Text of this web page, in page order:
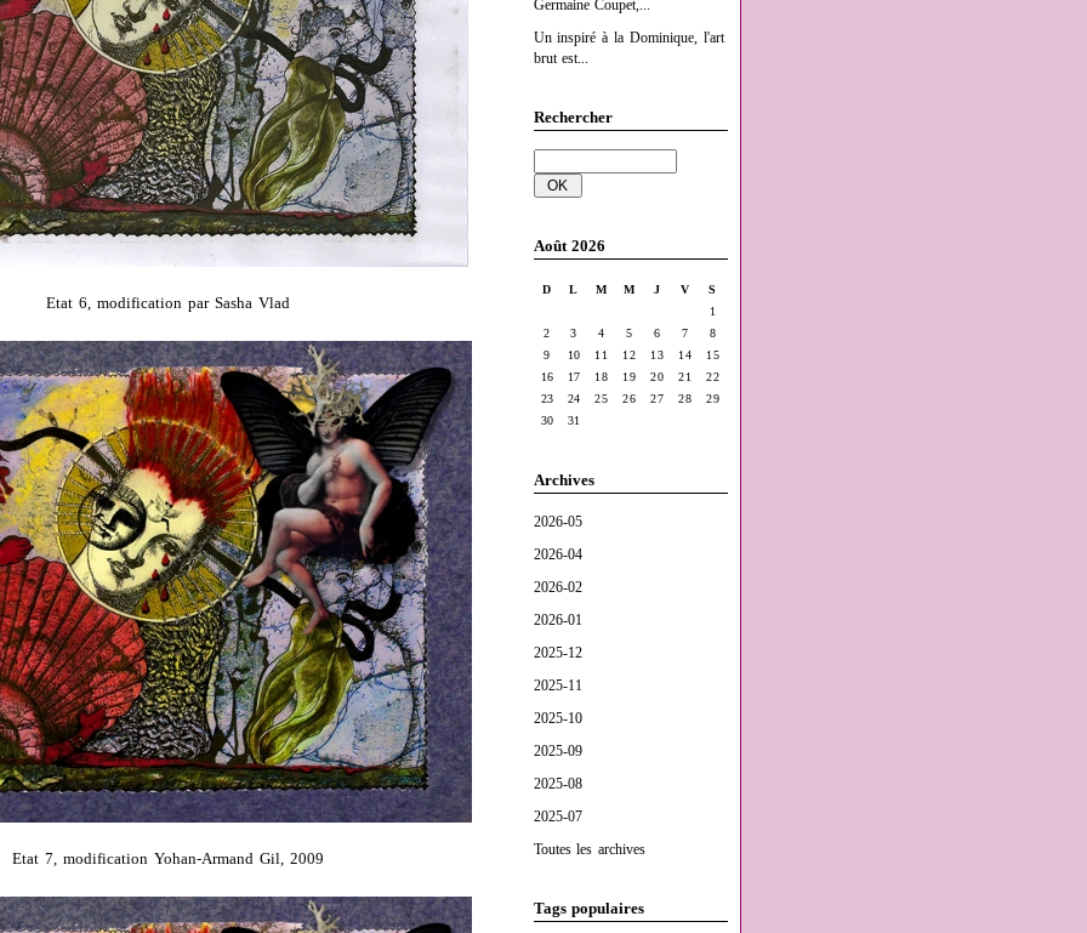
Germaine Coupet,...
Un inspiré à la Dominique, l'art
brut est...
Rechercher
Août 2026
D L M M J V
S
1
2
3 4 5 6 7
8
9
10 11 12 13 14
15
16
17 18 19 20 21
22
23
24 25 26 27 28
29
30
31
Archives
2026-05
2026-04
2026-02
2026-01
2025-12
2025-11
2025-10
2025-09
2025-08
2025-07
Toutes les archives
Tags populaires
Etat 6, modification par Sasha Vlad
Etat 7, modification Yohan-Armand Gil, 2009